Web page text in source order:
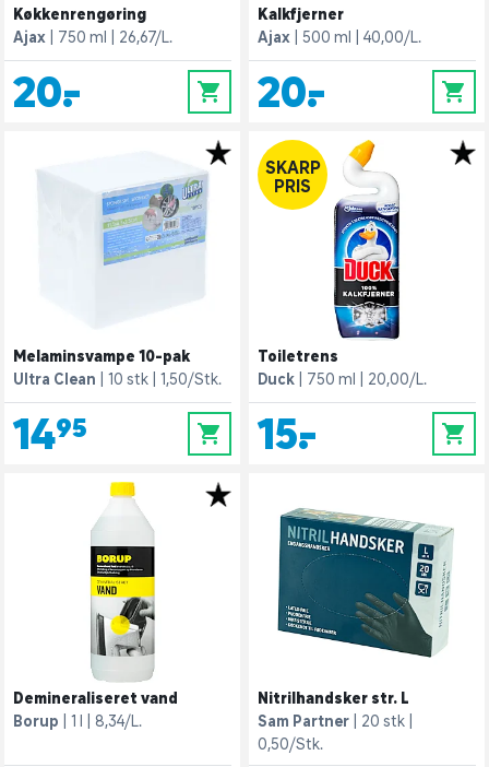
Køkkenrengøring
Ajax
750 ml 26,67/L.
20,- 0
Kalkfjerner
Ajax
500 ml 40,00/L.
20,- 0
Melaminsvampe 10-pak
Ultra Clean
10 stk 1,50/Stk.
14,95 0
SKARP
PRIS
Toiletrens
Duck
750 ml 20,00/L.
15,- 0
Demineraliseret vand
Borup
1 l 8,34/L.
Nitrilhandsker str. L
Sam Partner
20 stk
0,50/Stk.